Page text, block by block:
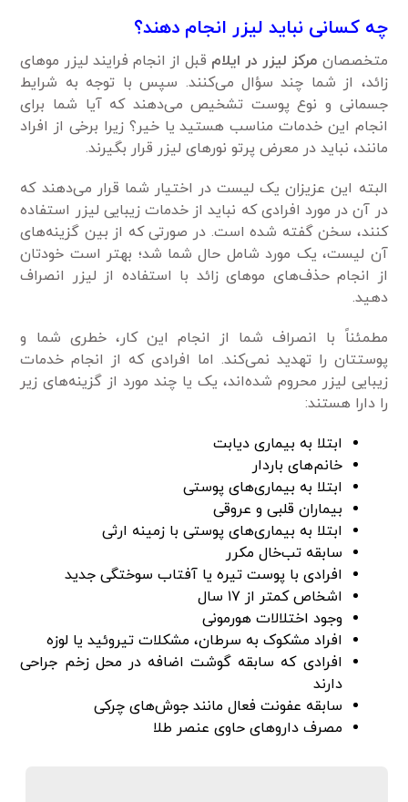
چه کسانی نباید لیزر انجام دهند؟
متخصصان مرکز لیزر در ایلام قبل از انجام فرایند لیزر مو‌های
زائد، از شما چند سؤال می‌کنند. سپس با توجه به شرایط
جسمانی و نوع پوست تشخیص می‌دهند که آیا شما برای
انجام این خدمات مناسب هستید یا خیر؟ زیرا برخی از افراد
مانند، نباید در معرض پرتو نور‌های لیزر قرار بگیرند.
البته این عزیزان یک لیست در اختیار شما قرار می‌دهند که
در آن در مورد افرادی که نباید از خدمات زیبایی لیزر استفاده
کنند، سخن گفته شده است. در صورتی که از بین گزینه‌های
آن لیست، یک مورد شامل حال شما شد؛ بهتر است خود‌تان
از انجام حذف‌های مو‌های زائد با استفاده از لیزر انصراف
دهید.
مطمئناً با انصراف شما از انجام این کار، خطری شما و
پوستتان را تهدید نمی‌کند. اما افرادی که از انجام خدمات
زیبایی لیزر محروم شده‌اند، یک یا چند مورد از گزینه‌های زیر
را دارا هستند:
ابتلا به بیماری دیابت
خانم‌های باردار
ابتلا به بیماری‌های پوستی
بیماران قلبی و عروقی
ابتلا به بیماری‌های پوستی با زمینه ارثی
سابقه تب‌خال مکرر
افرادی با پوست تیره یا آفتاب سوختگی جدید
اشخاص کمتر از ۱۷ سال
وجود اختلالات هورمونی
افراد مشکوک به سرطان، مشکلات تیروئید یا لوزه
افرادی که سابقه گوشت اضافه در محل زخم جراحی
دارند
سابقه عفونت فعال مانند جوش‌های چرکی
مصرف دارو‌های حاوی عنصر طلا